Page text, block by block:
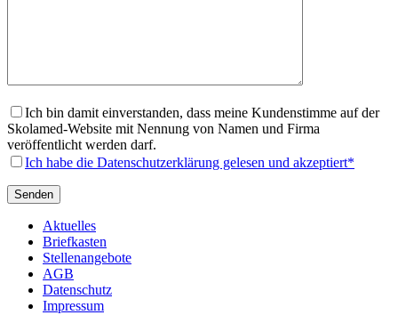
Ich bin damit einverstanden, dass meine Kundenstimme auf der
Skolamed-Website mit Nennung von Namen und Firma
veröffentlicht werden darf.
Ich habe die Datenschutzerklärung gelesen und akzeptiert*
Aktuelles
Briefkasten
Stellenangebote
AGB
Datenschutz
Impressum